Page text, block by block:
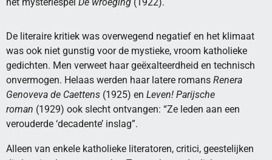
De literaire kritiek was overwegend negatief en het klimaat
was ook niet gunstig voor de mystieke, vroom katholieke
gedichten. Men verweet haar geëxalteerdheid en technisch
onvermogen. Helaas werden haar latere romans Renera
Genoveva de Caettens (1925) en Leven! Parijsche
roman (1929) ook slecht ontvangen: “Ze leden aan een
verouderde ‘decadente’ inslag”.
Alleen van enkele katholieke literatoren, critici, geestelijken